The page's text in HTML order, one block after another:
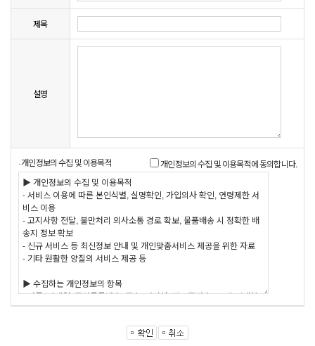
제목
설명
· 개인정보의 수집 및 이용목적 개인정보의 수집 및 이용목적에 동의합니다.